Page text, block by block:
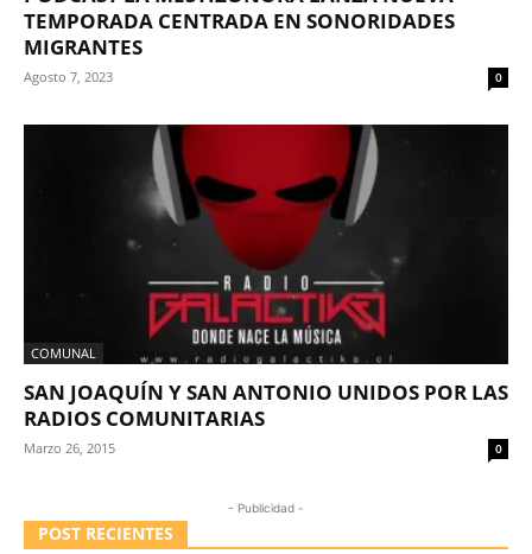
TEMPORADA CENTRADA EN SONORIDADES
MIGRANTES
Agosto 7, 2023 0
COMUNAL
SAN JOAQUÍN Y SAN ANTONIO UNIDOS POR LAS
RADIOS COMUNITARIAS
Marzo 26, 2015 0
- Publicidad -
POST RECIENTES